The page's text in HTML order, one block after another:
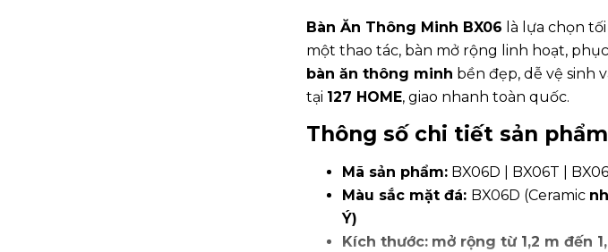
Bàn Ăn Thông Minh BX06 là lựa chọn
một thao tác, bàn mở rộng linh hoạt,
bàn ăn thông minh bền đẹp, dễ vệ sinh
tại 127 HOME, giao nhanh toàn quốc.
Thông số chi tiết sản phẩm
Mã sản phẩm: BX06D | BX06T |
Màu sắc mặt đá: BX06D (Ceramic
Ý)
Kích thước: mở rộng từ 1,2 m đến